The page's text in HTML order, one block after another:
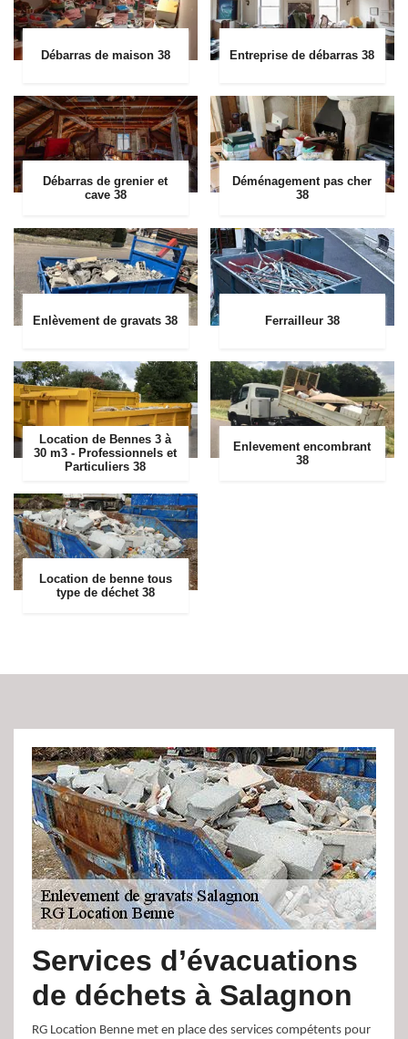
Débarras de maison 38 Entreprise de débarras 38
Débarras de grenier et
cave 38
Déménagement pas cher
38
Enlèvement de gravats 38 Ferrailleur 38
Location de Bennes 3 à
30 m3 - Professionnels et
Particuliers 38
Enlevement encombrant
38
Location de benne tous
type de déchet 38
Services d’évacuations
de déchets à Salagnon
RG Location Benne met en place des services compétents pour